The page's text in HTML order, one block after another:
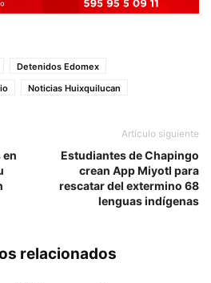
Detenidos Edomex
Noticias Huixquilucan
en
Artículo siguiente
Estudiantes de Chapingo
crean App Miyotl para
rescatar del extermino 68
lenguas indígenas
relacionados